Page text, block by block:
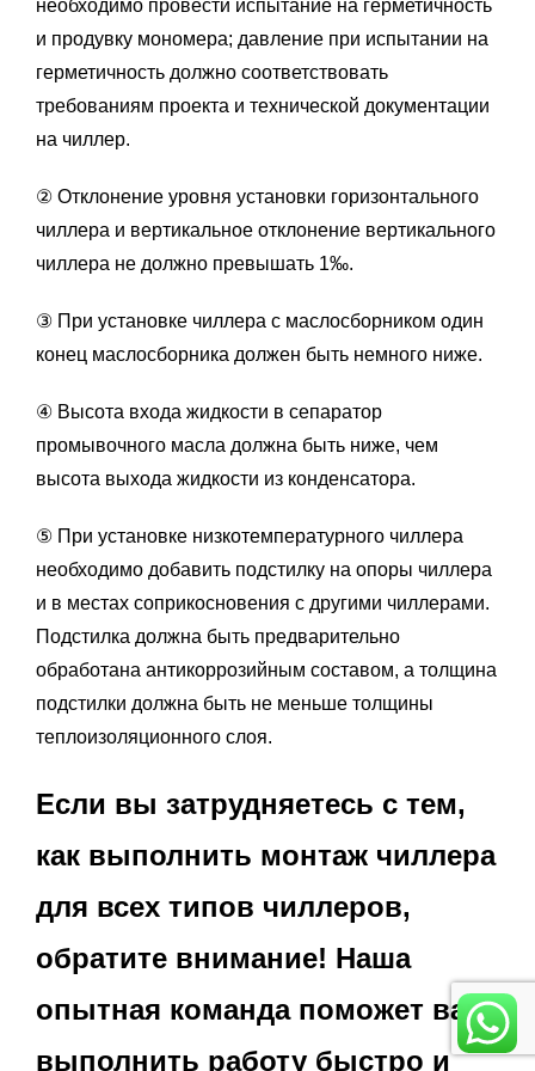
необходимо провести испытание на герметичность
и продувку мономера; давление при испытании на
герметичность должно соответствовать
требованиям проекта и технической документации
на чиллер.
② Отклонение уровня установки горизонтального
чиллера и вертикальное отклонение вертикального
чиллера не должно превышать 1‰.
③ При установке чиллера с маслосборником один
конец маслосборника должен быть немного ниже.
④ Высота входа жидкости в сепаратор
промывочного масла должна быть ниже, чем
высота выхода жидкости из конденсатора.
⑤ При установке низкотемпературного чиллера
необходимо добавить подстилку на опоры чиллера
и в местах соприкосновения с другими чиллерами.
Подстилка должна быть предварительно
обработана антикоррозийным составом, а толщина
подстилки должна быть не меньше толщины
теплоизоляционного слоя.
Если вы затрудняетесь с тем,
как выполнить монтаж чиллера
для всех типов чиллеров,
обратите внимание! Наша
опытная команда поможет вам
выполнить работу быстро и